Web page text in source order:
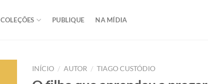
COLEÇÕES PUBLIQUE NA MÍDIA
INÍCIO / AUTOR / TIAGO CUSTÓDIO